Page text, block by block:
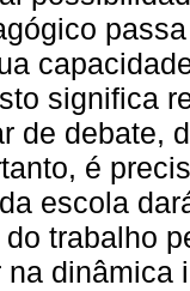
significa
de debate,
é
escola
trabalho
na dinâmica